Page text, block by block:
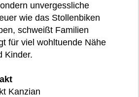
unvergessliche
wie das Stollenbiken
schweißt Familien
für viel wohltuende Nähe
Kinder.
Kanzian